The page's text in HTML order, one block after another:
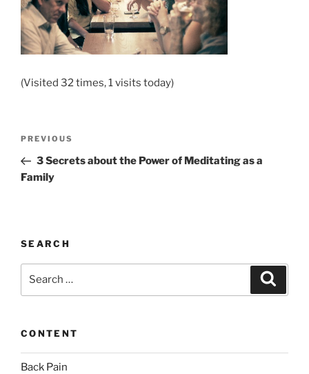
(Visited 32 times, 1 visits today)
Previous
Post
PREVIOUS
3 Secrets about the Power of Meditating as a
Family
SEARCH
CONTENT
Back Pain